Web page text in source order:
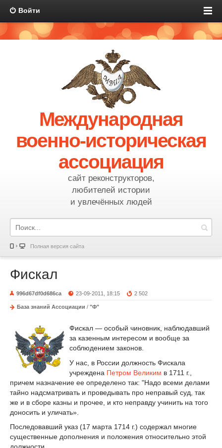
Войти
Международная
военно-историческая
ассоциация
сайт реконструкторов,
любителей истории
и увлечённых людей
Полная версия сайта
Фискал
996d67df0d686ca 23-09-2011, 18:15 2 502
База знаний Ассоциации / "Ф"
Фискал — особый чиновник, наблюдавший
за казенным интересом и вообще за
соблюдением законов.
У нас, в России должность Фискала
учреждена Петром Великим в 1711 г.,
причем назначение ее определено так: "Надо всеми делами
тайно надсматривать и проведывать про неправый суд, так
же и в сборе казны и прочее, и кто неправду учинить на того
доносить и уличать».
Последовавший указ (17 марта 1714 г.) содержал многие
существенные дополнения и положения относительно этой